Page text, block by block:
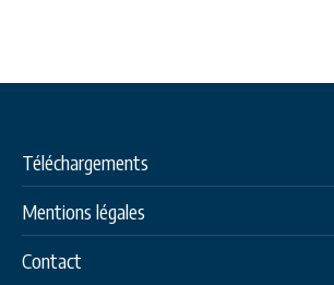
Téléchargements
Mentions légales
Contact